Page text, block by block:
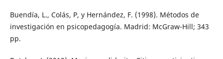
Buendía, L., Colás, P, y Hernández, F. (1998). Métodos de
investigación en psicopedagogía. Madrid: McGraw-Hill; 343
pp.